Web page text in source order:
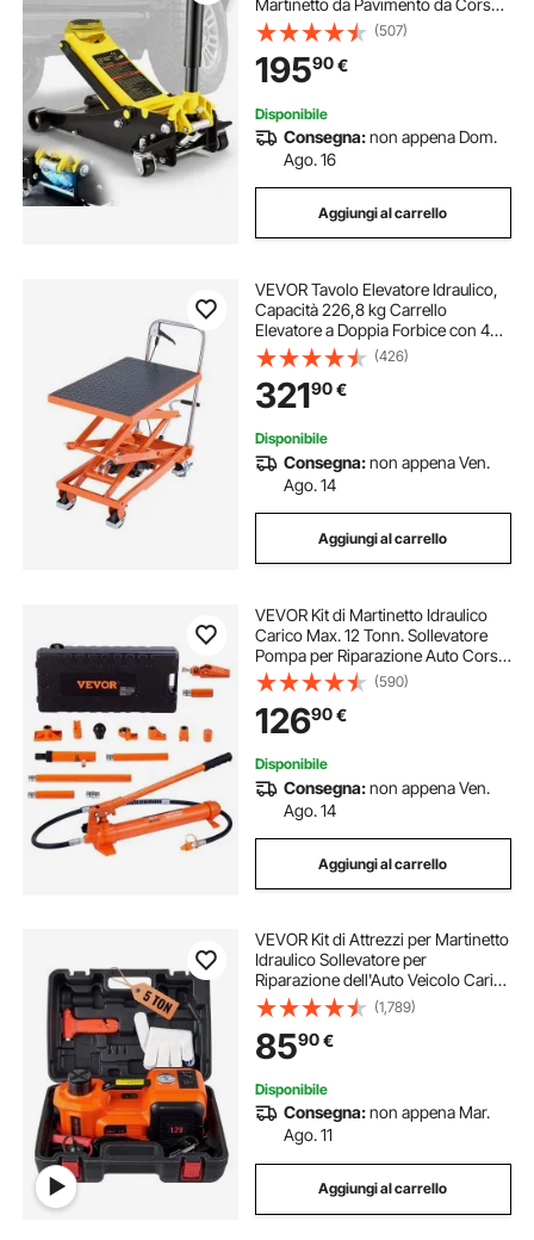
Martinetto da Pavimento da Corsa
in Acciaio per Carichi Pesanti con
Pompa a Sollevamento a Doppio
Pistone, Campo di Sollevamento
75-495 mm
(507)
19590€
Disponibile
Consegna:non appena Dom.
Ago. 16
Aggiungi al carrello
VEVOR Tavolo Elevatore Idraulico,
Capacità 226,8 kg Carrello
Elevatore a Doppia Forbice con 4
Ruote, Cuscinetto Antiscivolo,
Altezza di Sollevamento 1200 mm
per Movimentazione e Trasporto di
Materiali
(426)
32190€
Disponibile
Consegna:non appena Ven.
Ago. 14
Aggiungi al carrello
VEVOR Kit di Martinetto Idraulico
Carico Max. 12 Tonn. Sollevatore
Pompa per Riparazione Auto Corsa
da 135 mm, Kit Utensili Sollevatore
Idraulico Tipo d'Olio HV15 Cilindro
Q235B Anello di Tenuta TPU
(590)
12690€
Disponibile
Consegna:non appena Ven.
Ago. 14
Aggiungi al carrello
VEVOR Kit di Attrezzi per Martinetto
Idraulico Sollevatore per
Riparazione dell'Auto Veicolo Carico
Massimo 5 Tonnellate Corrente CC
12V 180W 15A Pressione 10bar,
Cassetta di Attrezzi per Martinetto
(1,789)
8590€
Disponibile
Consegna:non appena Mar.
Ago. 11
Aggiungi al carrello